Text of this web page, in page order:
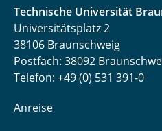
Technische Universität
Universitätsplatz 2
38106 Braunschweig
Postfach: 38092
Telefon: +49 (0) 531 391-0
Anreise